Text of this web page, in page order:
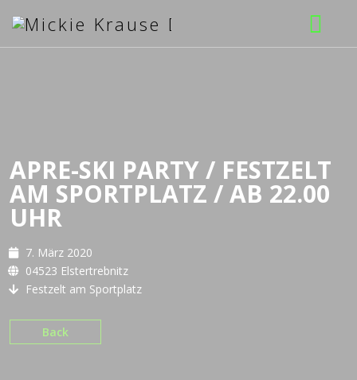
Download
APRE-SKI PARTY / FESTZELT
AM SPORTPLATZ / AB 22.00
UHR
7. März 2020
04523 Elstertrebnitz
Festzelt am Sportplatz
Back